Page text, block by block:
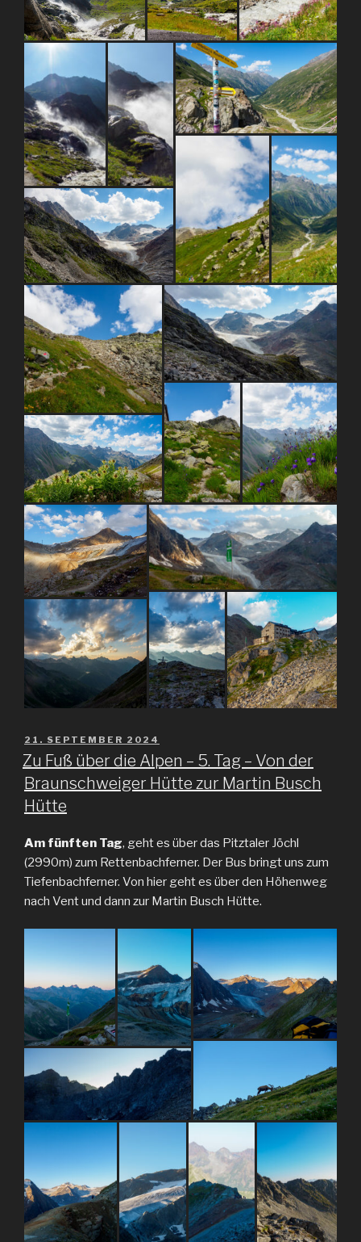
VERÖFFENTLICHT
AM
21. SEPTEMBER 2024
Zu Fuß über die Alpen – 5. Tag – Von der
Braunschweiger Hütte zur Martin Busch
Hütte
Am fünften Tag, geht es über das Pitztaler Jöchl
(2990m) zum Rettenbachferner. Der Bus bringt uns zum
Tiefenbachferner. Von hier geht es über den Höhenweg
nach Vent und dann zur Martin Busch Hütte.